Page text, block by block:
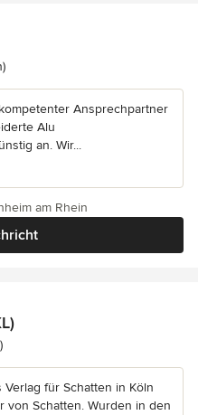
5 Sternen
Ansprechpartner
Alu
an. Wir...
am Rhein
von 5 Sternen
Verlag für Schatten in Köln
von Schatten. Wurden in den